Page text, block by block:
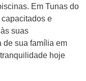
Em Tunas do
e
suas
de sua família em
hoje